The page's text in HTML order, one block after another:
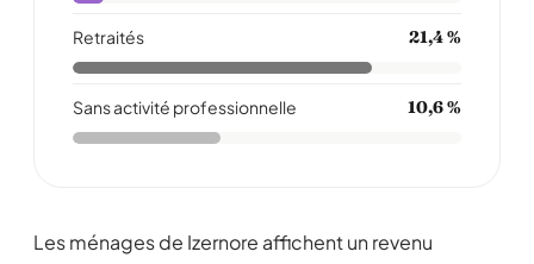
Retraités 21,4 %
Sans activité professionnelle 10,6 %
Les ménages de Izernore affichent un revenu